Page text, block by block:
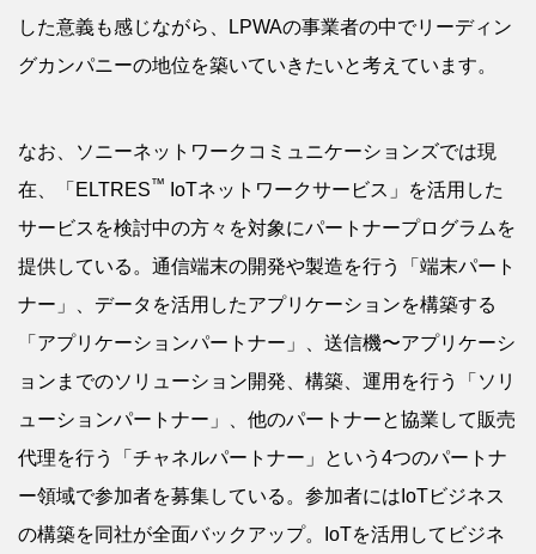
した意義も感じながら、LPWAの事業者の中でリーディン
グカンパニーの地位を築いていきたいと考えています。
なお、ソニーネットワークコミュニケーションズでは現
在、「ELTRES™
IoTネットワークサービス」を活用した
サービスを検討中の方々を対象にパートナープログラムを
提供している。通信端末の開発や製造を行う「端末パート
ナー」、データを活用したアプリケーションを構築する
「アプリケーションパートナー」、送信機〜アプリケーシ
ョンまでのソリューション開発、構築、運用を行う「ソリ
ューションパートナー」、他のパートナーと協業して販売
代理を行う「チャネルパートナー」という4つのパートナ
ー領域で参加者を募集している。参加者にはIoTビジネス
の構築を同社が全面バックアップ。IoTを活用してビジネ